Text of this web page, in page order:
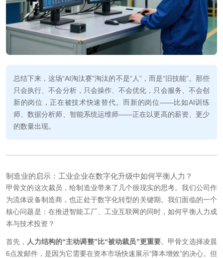
总结下来，这场“AI淘汰赛”淘汰的不是“人”，而是“旧技能”。那些
只会执行、不会分析，只会操作、不会优化，只会服务、不会创
新的岗位，正在被技术快速替代。而新的岗位——比如AI训练
师、数据分析师、智能系统运维师——正在以更高的薪资、更少
的数量出现。
制造业的启示：工业企业在数字化升级中如何平衡人力？
甲骨文的这次裁员，给制造业带来了几个很现实的思考。我们公司作
为流体设备制造商，也正处于数字化转型的关键期。我们面临的一个
核心问题是：在推进智能工厂、工业互联网的同时，如何平衡人力成
本与技术投资？
首先， 人力结构的“主动调整”比“被动裁员”更重要。甲骨文选择凌晨
6点发邮件，是因为它需要在资本市场快速展示“降本增效”的决心。但